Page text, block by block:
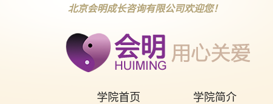
北京会明成长咨询有限公司欢迎您！
学院首页 学院简介